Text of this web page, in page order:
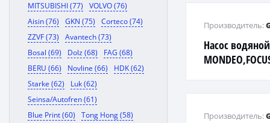
MITSUBISHI (77)
VOLVO (76)
Aisin (76)
GKN (75)
Corteco (74)
ZZVF (73)
Avantech (73)
Bosal (69)
Dolz (68)
FAG (68)
BERU (66)
Novline (66)
HDK (62)
Starke (62)
Luk (62)
Seinsa/Autofren (61)
Blue Print (60)
Tong Hong (58)
Насос водяной
Производитель:
Производитель: